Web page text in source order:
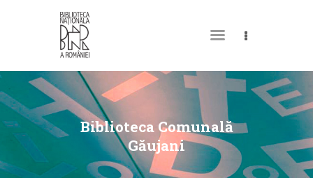
Biblioteca Comunală
Găujani
DESPRE NOI
PERMISUL MEU DE
BIBLIOTECĂ
CATALOAGE ȘI